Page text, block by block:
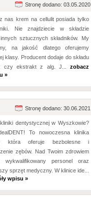
Stronę dodano: 03.05.2020
nas krem na cellulit posiada tylko
Nie znajdziecie w składzie
sztucznych składników. My
na jakość dlatego oferujemy
klasy. Producent dodaje do składu
czy ekstrakt z alg. J... zobacz
»
Stronę dodano: 30.06.2021
dentystycznej w Wyszkowie?
To nowoczesna klinika
która oferuje bezbolesne i
zębów. Nad Twoim zdrowiem
wykwalifikowany personel oraz
sprzęt medyczny. W klinice ide...
wpisu »